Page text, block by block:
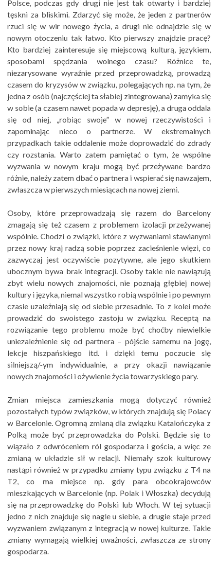
Polsce, podczas gdy drugi nie jest tak otwarty i bardziej
tęskni za bliskimi. Zdarzyć się może, że jeden z partnerów
rzuci się w wir nowego życia, a drugi nie odnajdzie się w
nowym otoczeniu tak łatwo. Kto pierwszy znajdzie pracę?
Kto bardziej zainteresuje się miejscową kulturą, językiem,
sposobami spędzania wolnego czasu? Różnice te,
niezarysowane wyraźnie przed przeprowadzką, prowadzą
czasem do kryzysów w związku, polegających np. na tym, że
jedna z osób (najczęściej ta słabiej zintegrowana) zamyka się
w sobie (a czasem nawet popada w depresję), a druga oddala
się od niej, „robiąc swoje” w nowej rzeczywistości i
zapominając nieco o partnerze. W ekstremalnych
przypadkach takie oddalenie może doprowadzić do zdrady
czy rozstania. Warto zatem pamiętać o tym, że wspólne
wyzwania w nowym kraju mogą być przeżywane bardzo
różnie, należy zatem dbać o partnera i wspierać się nawzajem,
zwłaszcza w pierwszych miesiącach na nowej ziemi.
Osoby, które przeprowadzają się razem do Barcelony
zmagają się też czasem z problemem izolacji przeżywanej
wspólnie. Chodzi o związki, które z wyzwaniami stawianymi
przez nowy kraj radzą sobie poprzez zacieśnienie więzi, co
zazwyczaj jest oczywiście pozytywne, ale jego skutkiem
ubocznym bywa brak integracji. Osoby takie nie nawiązują
zbyt wielu nowych znajomości, nie poznają głębiej nowej
kultury i języka, niemal wszystko robią wspólnie i po pewnym
czasie uzależniają się od siebie przesadnie. To z kolei może
prowadzić do swoistego zastoju w związku. Receptą na
rozwiązanie tego problemu może być choćby niewielkie
uniezależnienie się od partnera – pójście samemu na jogę,
lekcje hiszpańskiego itd. i dzięki temu poczucie się
silniejszą/-ym indywidualnie, a przy okazji nawiązanie
nowych znajomości i ożywienie życia towarzyskiego pary.
Zmian miejsca zamieszkania mogą dotyczyć również
pozostałych typów związków, w których znajdują się Polacy
w Barcelonie. Ogromną zmianą dla związku Katalończyka z
Polką może być przeprowadzka do Polski. Będzie się to
wiązało z odwróceniem ról gospodarza i gościa, a więc ze
zmianą w układzie sił w relacji. Niemały szok kulturowy
nastąpi również w przypadku zmiany typu związku z T4 na
T2, co ma miejsce np. gdy para obcokrajowców
mieszkających w Barcelonie (np. Polak i Włoszka) decydują
się na przeprowadzkę do Polski lub Włoch. W tej sytuacji
jedno z nich znajduje się nagle u siebie, a drugie staje przed
wyzwaniem związanym z integracją w nowej kulturze. Takie
zmiany wymagają wielkiej uważności, zwłaszcza ze strony
gospodarza.